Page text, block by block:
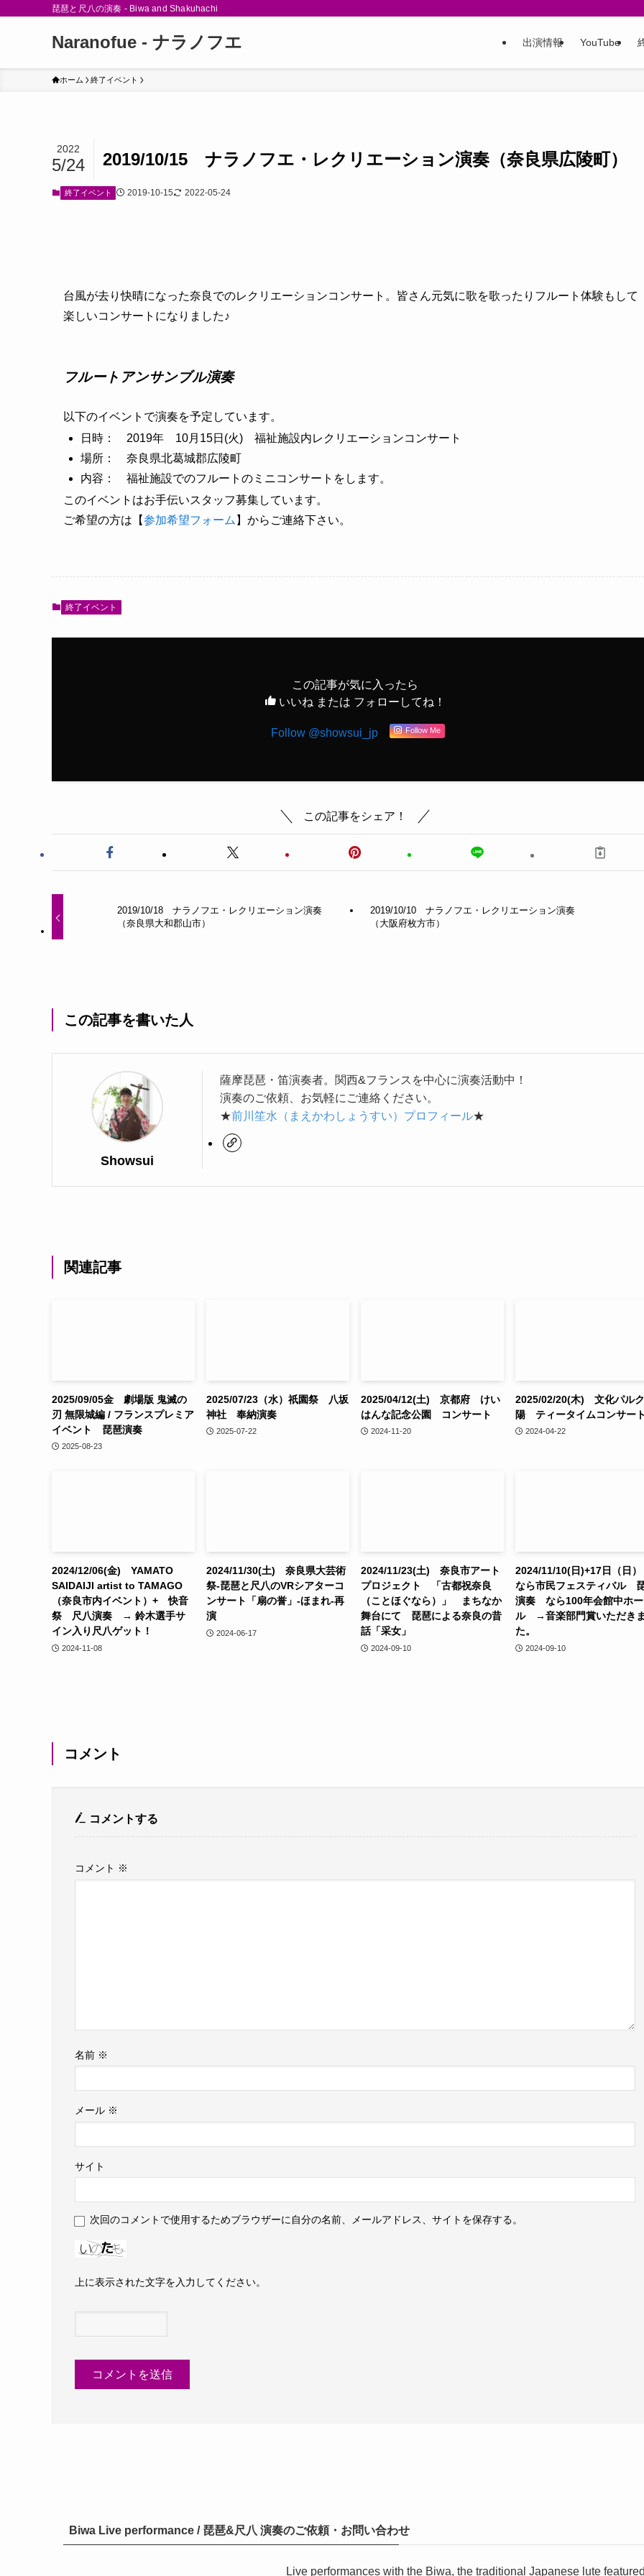
琵琶と尺八の演奏 - Biwa and Shakuhachi
Naranofue - ナラノフエ 出演情報 YouTube
ホーム 終了イベント
2019/10/15 ナラノフエ・レクリエーション演奏（奈良県広陵町）
2022
5/24
終了イベント 2019-10-15 2022-05-24
台風が去り快晴になった奈良でのレクリエーションコンサート。皆さん元気に歌を歌ったりフルート体験もして
楽しいコンサートになりました♪
フルートアンサンブル演奏
以下のイベントで演奏を予定しています。
日時： 2019年 10月15日(火) 福祉施設内レクリエーションコンサート
場所： 奈良県北葛城郡広陵町
内容： 福祉施設でのフルートのミニコンサートをします。
このイベントはお手伝いスタッフ募集しています。
ご希望の方は【参加希望フォーム 】からご連絡下さい。
終了イベント
この記事が気に入ったら
いいね または フォローしてね！
Follow @showsui_jp Follow Me
この記事をシェア！
2019/10/18 ナラノフエ・レクリエーション演奏
（奈良県大和郡山市）
2019/10/10 ナラノフエ・レクリエーション演奏
（大阪府枚方市）
この記事を書いた人
Showsui
薩摩琵琶・笛演奏者。関西&フランスを中心に演奏活動中！
演奏のご依頼、お気軽にご連絡ください。
★前川笙水（まえかわしょうすい）プロフィール★
関連記事
2025/09/05金 劇場版 鬼滅の
刃 無限城編 / フランスプレミア
イベント 琵琶演奏
2025-08-23
2025/07/23（水）祇園祭 八坂
神社 奉納演奏
2025-07-22
2025/04/12(土) 京都府 けい
はんな記念公園 コンサート
2024-11-20
2025/02/20(木) 文化パル
陽 ティータイムコンサー
2024-04-22
2024/12/06(金) YAMATO
SAIDAIJI artist to TAMAGO
（奈良市内イベント）+ 快音
祭 尺八演奏 → 鈴木選手サ
イン入り尺八ゲット！
2024-11-08
2024/11/30(土) 奈良県大芸術
祭-琵琶と尺八のVRシアターコ
ンサート「扇の誉」-ほまれ-再
演
2024-06-17
2024/11/23(土) 奈良市アート
プロジェクト 「古都祝奈良
（ことほぐなら）」 まちなか
舞台にて 琵琶による奈良の昔
話「采女」
2024-09-10
2024/11/10(日)+17日（日
なら市民フェスティバル
演奏 なら100年会館中ホー
ル →音楽部門賞いただき
た。
2024-09-10
コメント
コメントする
コメント ※
名前 ※
メール ※
サイト
次回のコメントで使用するためブラウザーに自分の名前、メールアドレス、サイトを保存する。
上に表示された文字を入力してください。
Biwa Live performance / 琵琶&尺八 演奏のご依頼・お問い合わせ
Live performances with the Biwa, the traditional Japanese lute